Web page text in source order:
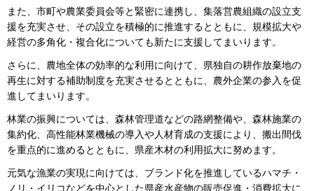
また、市町や農業委員会等と緊密に連携し、集落営農組織の設立支
援を充実させ、その設立を積極的に推進するとともに、規模拡大や
経営の多角化・複合化についても新たに支援してまいります。
さらに、農地全体の効率的な利用に向けて、県独自の耕作放棄地の
再生に対する補助制度を充実させるとともに、農外企業の参入を促
進してまいります。
林業の振興については、森林管理道などの路網整備や、森林施業の
集約化、高性能林業機械の導入や人材育成の支援により、搬出間伐
を重点的に進めるとともに、県産木材の利用拡大に努めます。
元気な漁業の実現に向けては、ブランド化を推進しているハマチ・
ノリ・イリコなどを中心とした県産水産物の販売促進・消費拡大に